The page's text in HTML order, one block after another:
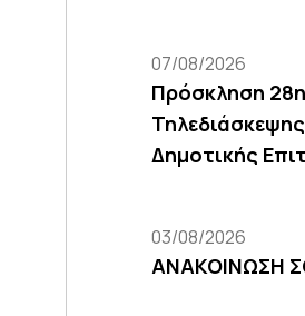
07/08/2026
Πρόσκληση
Δημοτικής
03/08/2026
ΑΝΑΚΟΙΝΩΣΗ